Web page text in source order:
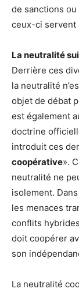
de sanctions
ceux-ci servent
La neutralité
Derrière ces
la neutralité
objet de débat
est également
doctrine
introduit ces
coopérative».
neutralité ne
isolement.
les menaces
conflits
doit coopérer
son
La neutralité